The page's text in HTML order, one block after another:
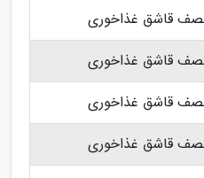
قاشق غذاخوری
قاشق غذاخوری
قاشق غذاخوری
قاشق غذاخوری